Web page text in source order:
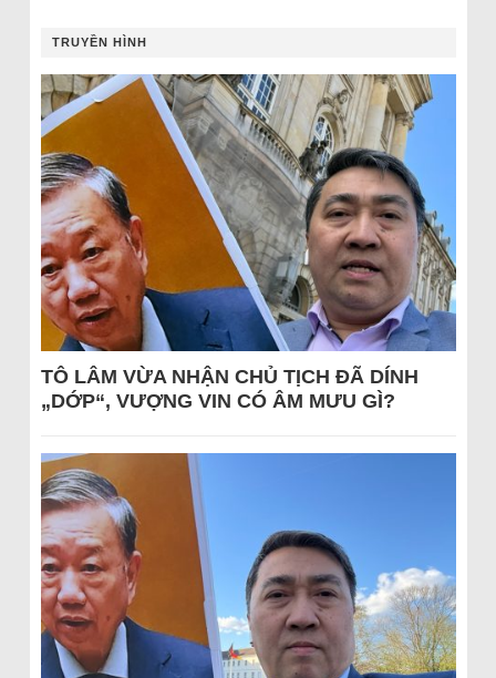
TRUYỀN HÌNH
TÔ LÂM VỪA NHẬN CHỦ TỊCH ĐÃ DÍNH
„DỚP“, VƯỢNG VIN CÓ ÂM MƯU GÌ?